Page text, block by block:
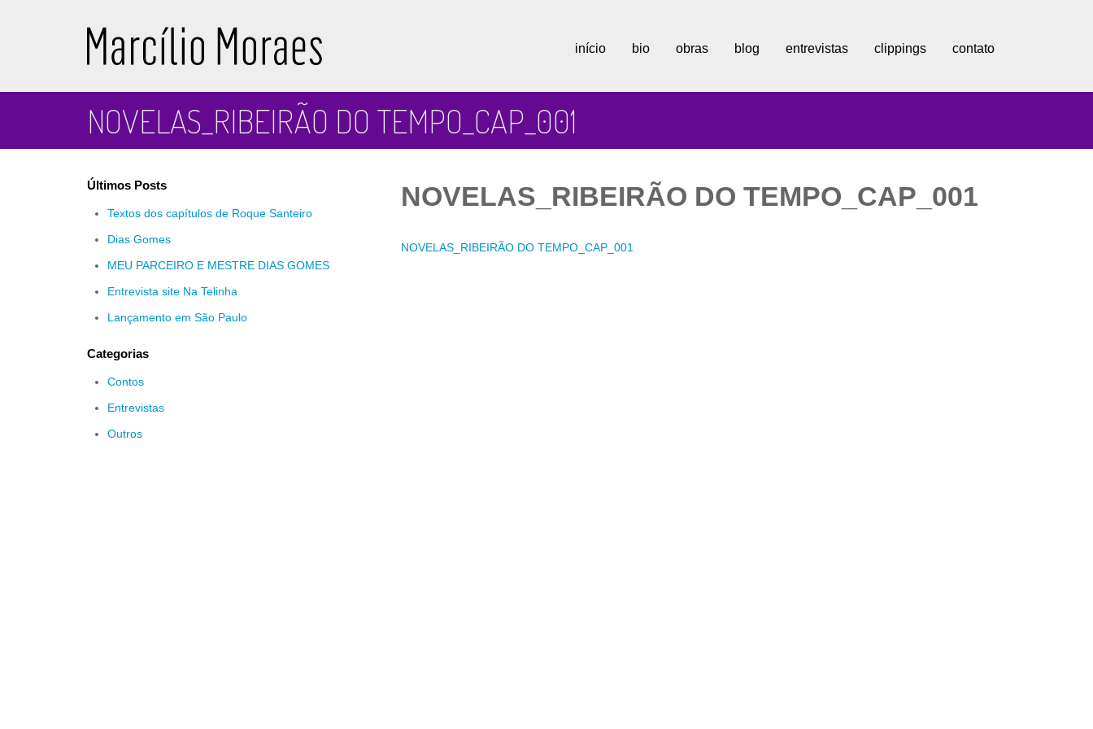
início bio obras blog entrevistas clippings contato
NOVELAS_RIBEIRÃO DO TEMPO_CAP_001
Últimos Posts
Textos dos capítulos de Roque Santeiro
Dias Gomes
MEU PARCEIRO E MESTRE DIAS GOMES
Entrevista site Na Telinha
Lançamento em São Paulo
Categorias
Contos
Entrevistas
Outros
NOVELAS_RIBEIRÃO DO TEMPO_CAP_001
NOVELAS_RIBEIRÃO DO TEMPO_CAP_001